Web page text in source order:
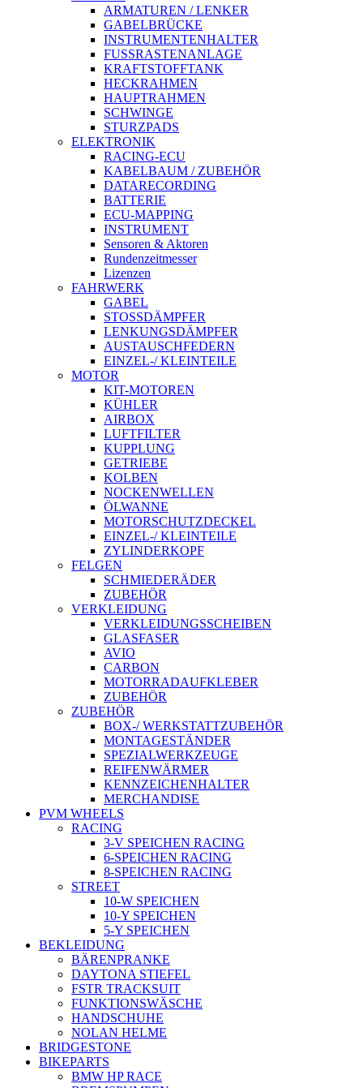
ARMATUREN / LENKER
GABELBRÜCKE
INSTRUMENTENHALTER
FUSSRASTENANLAGE
KRAFTSTOFFTANK
HECKRAHMEN
HAUPTRAHMEN
SCHWINGE
STURZPADS
ELEKTRONIK
RACING-ECU
KABELBAUM / ZUBEHÖR
DATARECORDING
BATTERIE
ECU-MAPPING
INSTRUMENT
Sensoren & Aktoren
Rundenzeitmesser
Lizenzen
FAHRWERK
GABEL
STOSSDÄMPFER
LENKUNGSDÄMPFER
AUSTAUSCHFEDERN
EINZEL-/ KLEINTEILE
MOTOR
KIT-MOTOREN
KÜHLER
AIRBOX
LUFTFILTER
KUPPLUNG
GETRIEBE
KOLBEN
NOCKENWELLEN
ÖLWANNE
MOTORSCHUTZDECKEL
EINZEL-/ KLEINTEILE
ZYLINDERKOPF
FELGEN
SCHMIEDERÄDER
ZUBEHÖR
VERKLEIDUNG
VERKLEIDUNGSSCHEIBEN
GLASFASER
AVIO
CARBON
MOTORRADAUFKLEBER
ZUBEHÖR
ZUBEHÖR
BOX-/ WERKSTATTZUBEHÖR
MONTAGESTÄNDER
SPEZIALWERKZEUGE
REIFENWÄRMER
KENNZEICHENHALTER
MERCHANDISE
PVM WHEELS
RACING
3-V SPEICHEN RACING
6-SPEICHEN RACING
8-SPEICHEN RACING
STREET
10-W SPEICHEN
10-Y SPEICHEN
5-Y SPEICHEN
BEKLEIDUNG
BÄRENPRANKE
DAYTONA STIEFEL
FSTR TRACKSUIT
FUNKTIONSWÄSCHE
HANDSCHUHE
NOLAN HELME
BRIDGESTONE
BIKEPARTS
BMW HP RACE